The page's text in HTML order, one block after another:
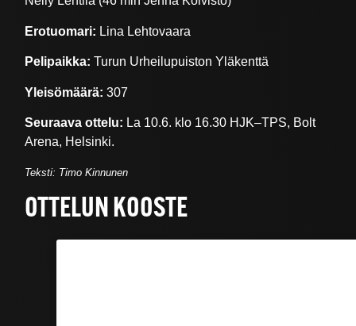
Erotuomari: Lina Lehtovaara
Pelipaikka: Turun Urheilupuiston Yläkenttä
Yleisömäärä: 307
Seuraava ottelu: La 10.6. klo 16.30 HJK–TPS, Bolt
Arena, Helsinki.
Teksti: Timo Kinnunen
OTTELUN KOOSTE